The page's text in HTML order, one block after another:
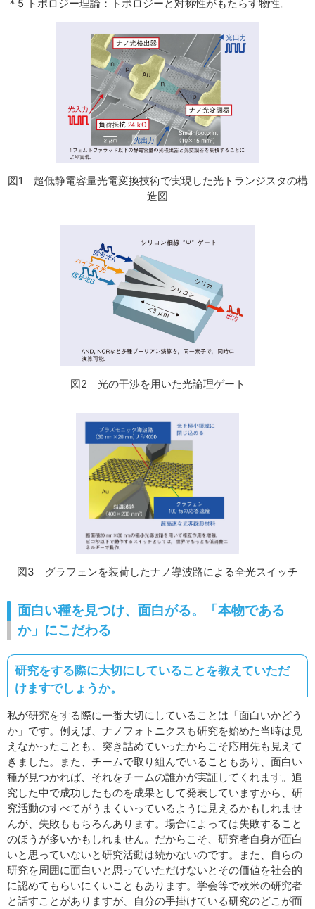
＊5 トポロジー理論：トポロジーと対称性がもたらす物性。
図1 超低静電容量光電変換技術で実現した光トランジスタの構
造図
図2 光の干渉を用いた光論理ゲート
図3 グラフェンを装荷したナノ導波路による全光スイッチ
面白い種を見つけ、面白がる。「本物である
か」にこだわる
研究をする際に大切にしていることを教えていただ
けますでしょうか。
私が研究をする際に一番大切にしていることは「面白いかどう
か」です。例えば、ナノフォトニクスも研究を始めた当時は見
えなかったことも、突き詰めていったからこそ応用先も見えて
きました。また、チームで取り組んでいることもあり、面白い
種が見つかれば、それをチームの誰かが実証してくれます。追
究した中で成功したものを成果として発表していますから、研
究活動のすべてがうまくいっているように見えるかもしれませ
んが、失敗ももちろんあります。場合によっては失敗すること
のほうが多いかもしれません。だからこそ、研究者自身が面白
いと思っていないと研究活動は続かないのです。また、自らの
研究を周囲に面白いと思っていただけないとその価値を社会的
に認めてもらいにくいこともあります。学会等で欧米の研究者
と話すことがありますが、自分の手掛けている研究のどこが面